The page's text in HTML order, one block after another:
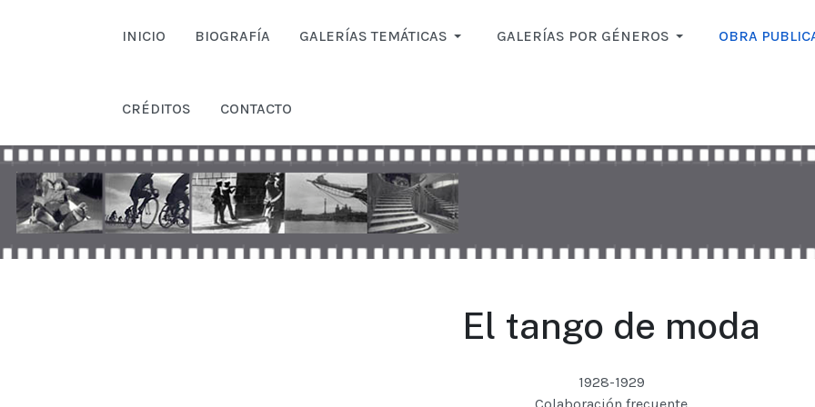
INICIO BIOGRAFÍA GALERÍAS TEMÁTICAS GALERÍAS POR GÉNEROS OBRA
CRÉDITOS CONTACTO
El tango de moda
1928-1929